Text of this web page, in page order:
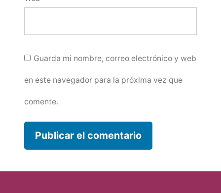
Guarda mi nombre, correo electrónico y web
en este navegador para la próxima vez que
comente.